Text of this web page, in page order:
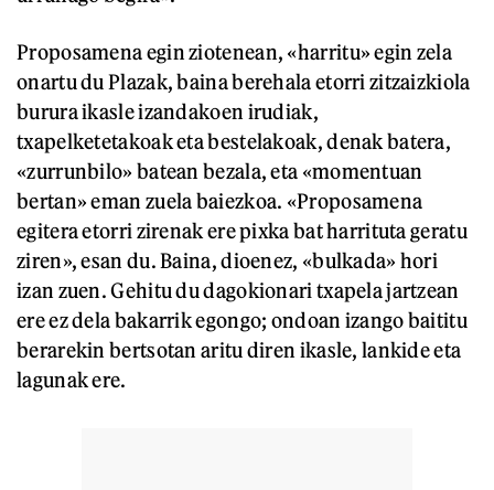
Proposamena egin ziotenean, «harritu» egin zela
onartu du Plazak, baina berehala etorri zitzaizkiola
burura ikasle izandakoen irudiak,
txapelketetakoak eta bestelakoak, denak batera,
«zurrunbilo» batean bezala, eta «momentuan
bertan» eman zuela baiezkoa. «Proposamena
egitera etorri zirenak ere pixka bat harrituta geratu
ziren», esan du. Baina, dioenez, «bulkada» hori
izan zuen. Gehitu du dagokionari txapela jartzean
ere ez dela bakarrik egongo; ondoan izango baititu
berarekin bertsotan aritu diren ikasle, lankide eta
lagunak ere.